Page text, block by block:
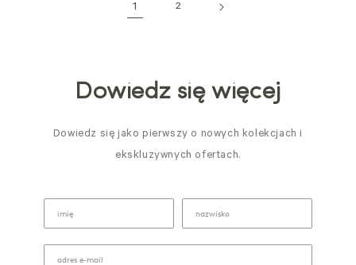
1 2
Dowiedz się więcej
Dowiedz się jako pierwszy o nowych kolekcjach i
ekskluzywnych ofertach.